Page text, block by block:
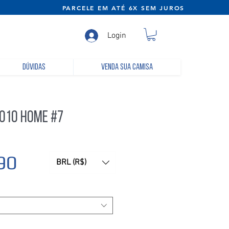
EM ATÉ 6X SEM JUROS
Login
Dúvidas Venda sua camisa
Home #7
PreçoBRL (R$)